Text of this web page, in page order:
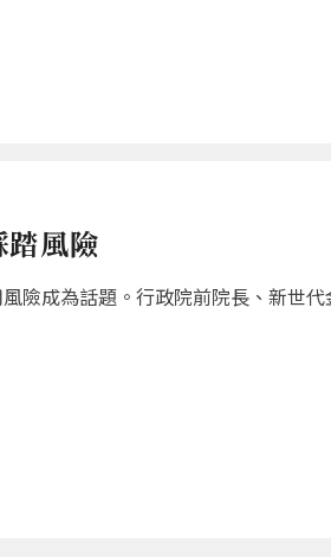
風險
險成為話題。行政院前院長、新世